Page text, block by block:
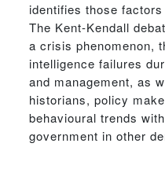
identifies those
The Kent-Kendall
a crisis phenomenon,
intelligence failures
and management, as
historians, policy
behavioural trends
government in other